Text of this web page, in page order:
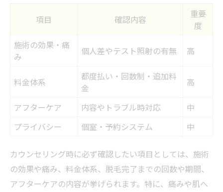
項目 確認内容
重要
度
施術の効果・痛
み
個人差やテスト照射の有無 高
料金体系
都度払い・回数制・追加料
金
高
アフターケア 内容やトラブル時対応
中
プライバシー
個室・予約システム 中
カウンセリング時に必ず確認したい項目としては、施術
の効果や痛み、料金体系、脱毛完了までの回数や期間、
アフターケアの内容が挙げられます。特に、痛みや肌へ